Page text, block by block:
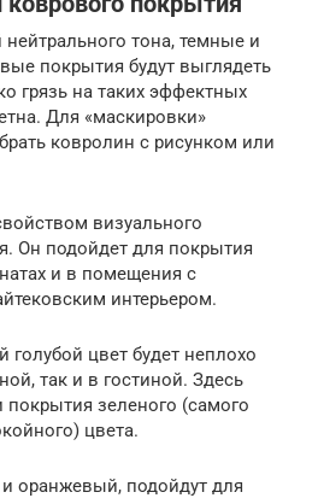
тона, темные и
покрытия будут выглядеть
грязь на таких эффектных
Для «маскировки»
ковролин с рисунком или
визуального
Он подойдет для покрытия
и в помещения с
интерьером.
цвет будет неплохо
так и в гостиной. Здесь
зеленого (самого
цвета.
оранжевый, подойдут для